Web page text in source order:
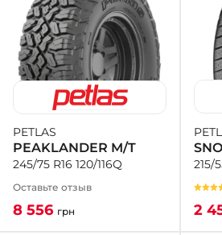
PETLAS
PEAKLANDER M/T
245/75 R16 120/116Q
Оставьте отзыв
8 556 грн
215/
2